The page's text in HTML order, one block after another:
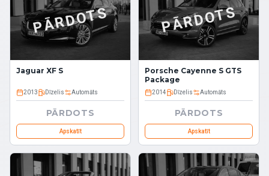
PĀRDOTS
Jaguar XF S
2013 Dīzelis Automāts
PĀRDOTS
Apskatīt
PĀRDOTS
Porsche Cayenne S GTS
Package
2014 Dīzelis Automāts
PĀRDOTS
Apskatīt